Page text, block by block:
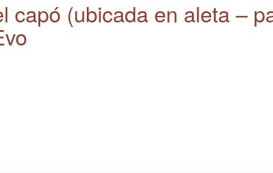
capó (ubicada en aleta –